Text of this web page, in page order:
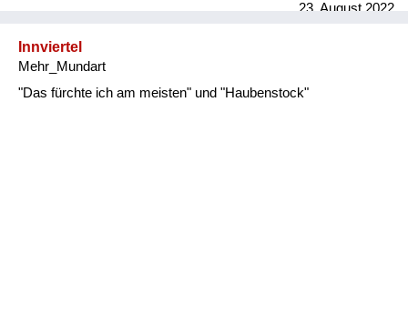
23. August 2022
Innviertel
Mehr_Mundart
"Das fürchte ich am meisten" und "Haubenstock"